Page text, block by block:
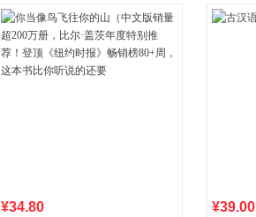
¥34.80 ¥39.00